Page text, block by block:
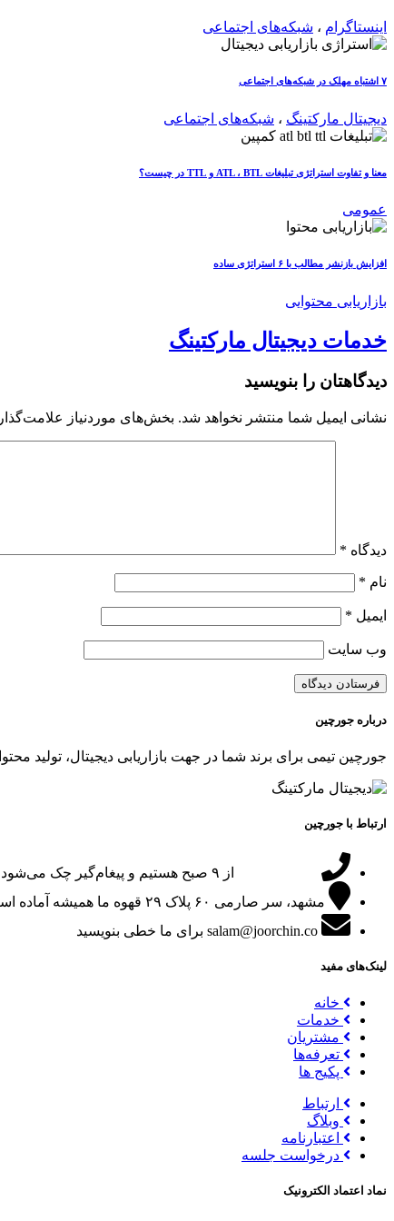
اینستاگرام ، شبکه‌های اجتماعی
۷ اشتباه مهلک در شبکه‌های اجتماعی
دیجیتال مارکتینگ ، شبکه‌های اجتماعی
معنا و تفاوت استراتژی تبلیغات ATL ، BTL و TTL در چیست؟
عمومی
افزایش بازنشر مطالب با ۶ استراتژی ساده
بازاریابی محتوایی
خدمات دیجیتال مارکتینگ
دیدگاهتان را بنویسید
نشانی ایمیل شما منتشر نخواهد شد. بخش‌های موردنیاز
دیدگاه *
نام *
ایمیل *
وب‌ سایت
درباره جورچین
جورچین تیمی برای برند شما در جهت بازاریابی دیجیتال، تولید
ارتباط با جورچین
از ۹ صبح هستیم و پیغام‌گیر چک می‌شود
مشهد، سر صارمی ۶۰ پلاک ۲۹
قهوه ما همیشه آماده
salam@joorchin.co برای ما خطی بنویسید
لینک‌های مفید
خانه
خدمات
مشتریان
تعرفه‌ها
پکیج ها
ارتباط
وبلاگ
اعتبارنامه
درخواست جلسه
نماد اعتماد الکترونیک